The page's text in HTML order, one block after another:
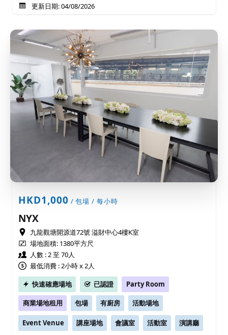
更新日期: 04/08/2026
HKD1,000 / 包場 / 每小時
NYX
九龍觀塘開源道72號 溢財中心4樓K室
場地面積: 1380平方尺
人數 : 2 至 70人
最低消費 : 2小時 x 2人
快速確應場地
已認證 Party Room
商業場地租用 包場 有廚房 活動場地
Event Venue 講座場地 會議室 活動室 演講廳